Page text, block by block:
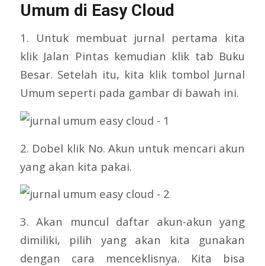
Umum di Easy Cloud
1. Untuk membuat jurnal pertama kita
klik Jalan Pintas kemudian klik tab Buku
Besar. Setelah itu, kita klik tombol Jurnal
Umum seperti pada gambar di bawah ini.
2. Dobel klik No. Akun untuk mencari akun
yang akan kita pakai.
3. Akan muncul daftar akun-akun yang
dimiliki, pilih yang akan kita gunakan
dengan cara menceklisnya. Kita bisa